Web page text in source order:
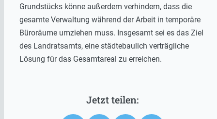
Grundstücks könne außerdem verhindern, dass die
gesamte Verwaltung während der Arbeit in temporäre
Büroräume umziehen muss. Insgesamt sei es das Ziel
des Landratsamts, eine städtebaulich verträgliche
Lösung für das Gesamtareal zu erreichen.